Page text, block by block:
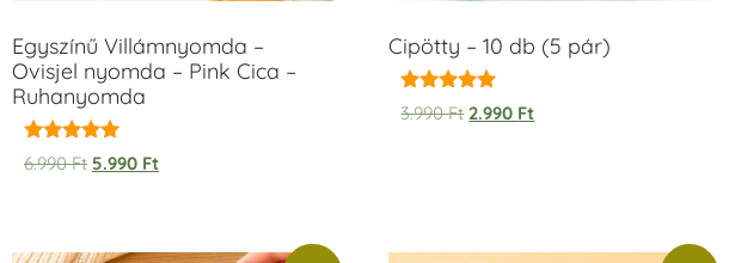
Egyszínű Villámnyomda –
Ovisjel nyomda – Pink Cica –
Ruhanyomda
Értékelés:
5.00
6.990Ft 5.990 Ft
Cipötty – 10 db (5 pár)
Értékelés:
5.00
3.990Ft 2.990 Ft